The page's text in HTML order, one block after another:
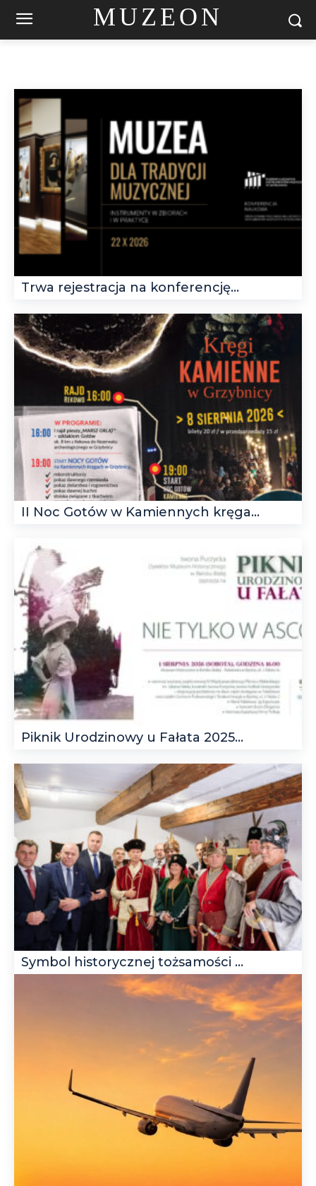
MUZEON
Trwa rejestracja na konferencję...
II Noc Gotów w Kamiennych kręga...
Piknik Urodzinowy u Fałata 2025...
Symbol historycznej tożsamości ...